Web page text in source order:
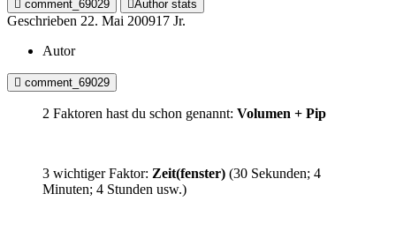
comment_69029 Author stats
Geschrieben 22. Mai 200917 Jr.
Autor
comment_69029
2 Faktoren hast du schon genannt: Volumen + Pip
3 wichtiger Faktor: Zeit(fenster) (30 Sekunden; 4
Minuten; 4 Stunden usw.)